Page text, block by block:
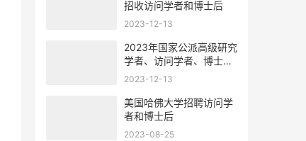
招收访问学者和博士后
2023-12-13
2023年国家公派高级研究
学者、访问学者、博士后
项目选派办法
2023-12-13
美国哈佛大学招聘访问学
者和博士后
2023-08-25